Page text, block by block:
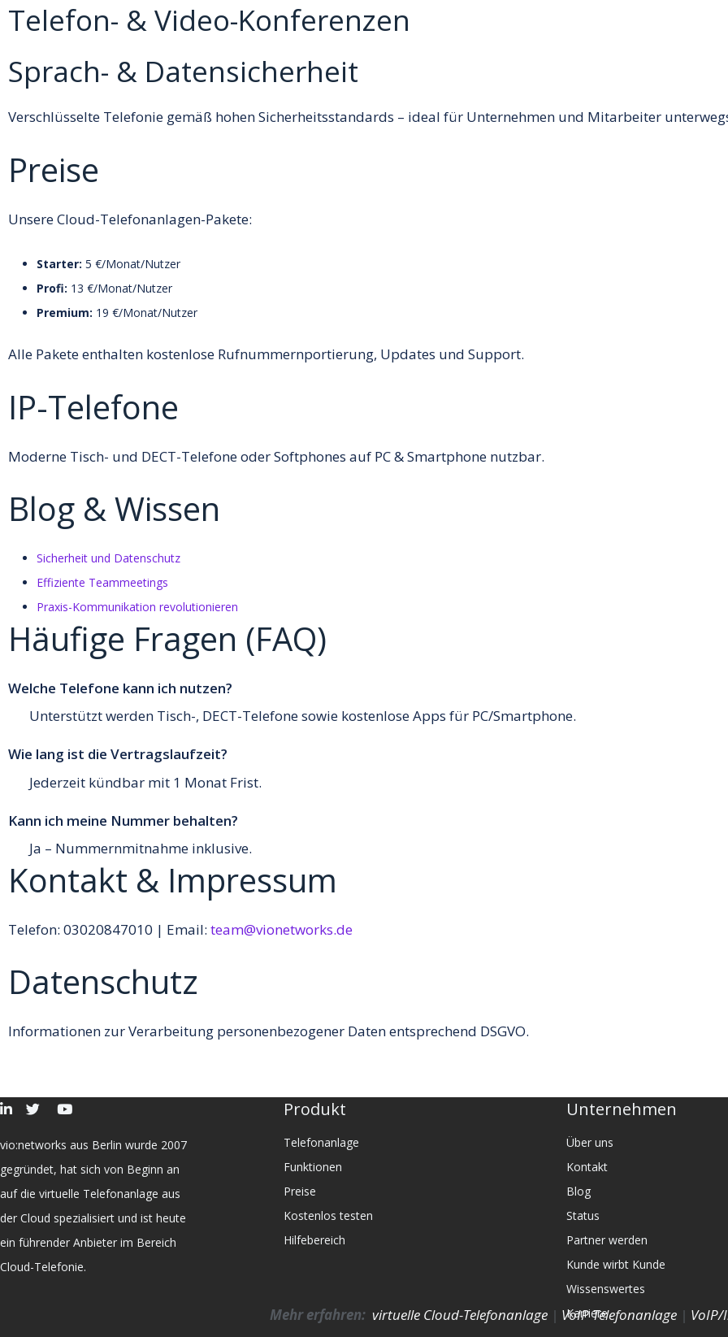
Telefon- & Video-Konferenzen
Sprach- & Daten­sicherheit
Verschlüsselte Telefonie gemäß hohen Sicherheitsstandards – ideal für Unternehmen und Mitarbeiter
Preise
Unsere Cloud-Telefonanlagen-Pakete:
Starter: 5 €/Monat/Nutzer
Profi: 13 €/Monat/Nutzer
Premium: 19 €/Monat/Nutzer
Alle Pakete enthalten kostenlose Rufnummernportierung, Updates und Support.
IP-Telefone
Moderne Tisch- und DECT-Telefone oder Softphones auf PC & Smartphone nutzbar.
Blog & Wissen
Sicherheit und Datenschutz
Effiziente Teammeetings
Praxis-Kommunikation revolutionieren
Häufige Fragen (FAQ)
Welche Telefone kann ich nutzen?
Unterstützt werden Tisch-, DECT-Telefone sowie kostenlose Apps für PC/Smartphone.
Wie lang ist die Vertragslaufzeit?
Jederzeit kündbar mit 1 Monat Frist.
Kann ich meine Nummer behalten?
Ja – Nummernmitnahme inklusive.
Kontakt & Impressum
Telefon: 03020847010 | Email: team@vionetworks.de
Datenschutz
Informationen zur Verarbeitung personenbezogener Daten entsprechend DSGVO.
vio:networks aus Berlin wurde 2007
gegründet, hat sich von Beginn an
auf die virtuelle Telefonanlage aus
der Cloud spezialisiert und ist heute
ein führender Anbieter im Bereich
Cloud-Telefonie.
Produkt
Telefonanlage
Funktionen
Preise
Kostenlos testen
Hilfebereich
Unternehmen
Über uns
Kontakt
Blog
Status
Partner werden
Kunde wirbt Kunde
Wissenswertes
Karriere
Mehr erfahren: virtuelle Cloud-Telefonanlage | VoIP Telefonanlage | VoIP/